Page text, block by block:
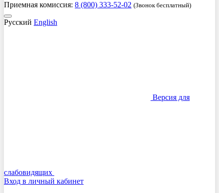
Приемная комиссия: 8 (800) 333-52-02 (Звонок бесплатный)
Русский English
Версия для
слабовидящих
Вход в личный кабинет